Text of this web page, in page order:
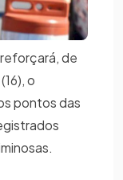
de
o
pontos das